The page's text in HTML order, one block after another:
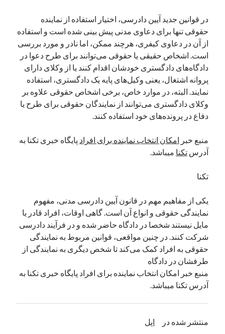
در قوانین جدید آیین دادرسی، اختیار استفاده از نماینده
حقوقی تنها برای دعاوی مدنی پیش بینی شده است و استفاده
از آن در دعاوی کیفری، هرچند ممکن، اما نادر و مورد بررسی
است. اشخاص حقیقی یا حقوقی می‌توانند برای طرح دعوا در
دادگاه‌های دادگستری خودشان اقدام کنند یا از وکلای دارای
پروانه اشتغال، یعنی وکیل‌های پایه یک دادگستری، استفاده
نمایند. البته، در موارد خاص، برخی اشخاص حقوقی علاوه بر
وکلای دادگستری می‌توانند از نمایندگان حقوقی برای طرح یا
دفاع در پرونده‌های خود استفاده کنند.
منبع خبر امکان انتخاب نماینده برای افراد پایگاه خبری تکنا به
آدرستکنا میباشد.
تکنا
یکی از مفاهیم مهم در قانون آیین دادرسی مدنی، مفهوم
نمایندگی حقوقی و انواع آن است. گاهی اوقات، افراد قادر یا
مایل نیستند شخصا در دادگاه حاضر شده و در فرآیند دادرسی
شرکت کنند. در چنین مواقعی، قوانین مربوط به نمایندگی
حقوقی به افراد کمک می‌کند تا شخص دیگری به نمایندگی از
طرفشان در دادگاه
منبع خبر امکان انتخاب نماینده برای افراد پایگاه خبری تکنا به
آدرس تکنا میباشد.
منتشر شده در اپل